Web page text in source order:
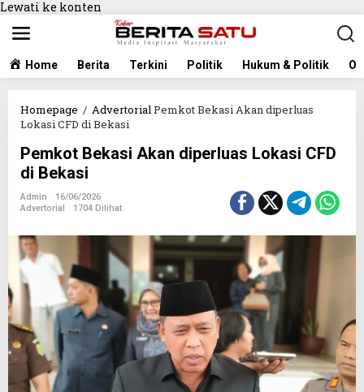
Lewati ke konten
Home Berita Terkini Politik Hukum & Politik
Homepage / AdvertorialPemkot Bekasi Akan diperluas
Lokasi CFD di Bekasi
Pemkot Bekasi Akan diperluas Lokasi CFD
di Bekasi
Admin
16/06/2026
Advertorial
1704 Dilihat